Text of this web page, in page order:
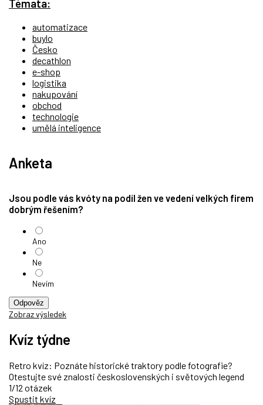
Témata:
automatizace
buylo
Česko
decathlon
e-shop
logistika
nakupování
obchod
technologie
umělá inteligence
Anketa
Jsou podle vás kvóty na podíl žen ve vedení velkých firem
dobrým řešením?
Ano
Ne
Nevím
Odpověz
Zobraz výsledek
Kvíz týdne
Retro kvíz: Poznáte historické traktory podle fotografie?
Otestujte své znalosti československých i světových legend
1/12 otázek
Spustit kvíz